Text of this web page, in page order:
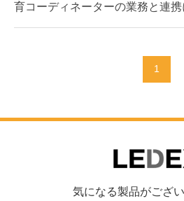
育コーディネーターの業務と連携
1
気になる製品がござい